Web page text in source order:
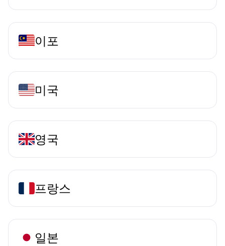
이포
미국
영국
프랑스
일본